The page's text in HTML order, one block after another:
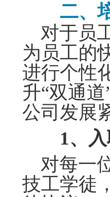
二、培
对于员
为员工的
进行个性
升“双通
公司发展
1、
对每一
技工学徒